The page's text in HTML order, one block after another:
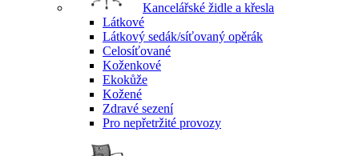
Kancelářské židle a křesla
Látkové
Látkový sedák/síťovaný opěrák
Celosíťované
Koženkové
Ekokůže
Kožené
Zdravé sezení
Pro nepřetržité provozy